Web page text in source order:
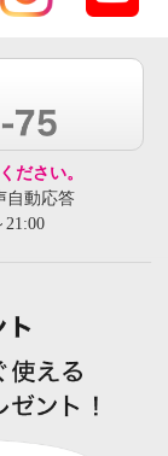
ださい。
自動応答